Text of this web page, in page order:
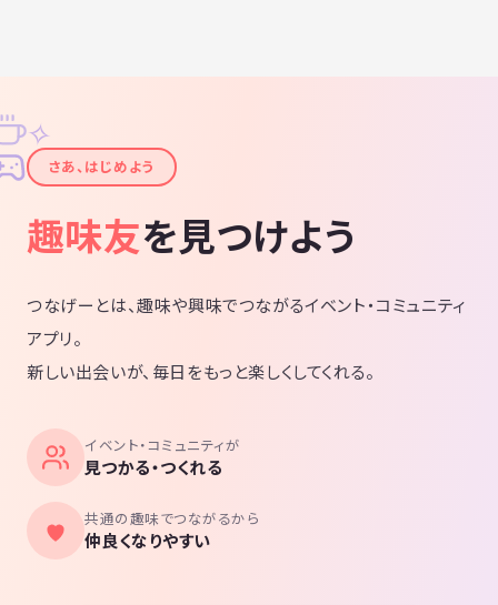
✦
✧
さあ、はじめよう
趣味友を見つけよう
つなげーとは、趣味や興味でつながるイベント・コミュニティ
アプリ。
新しい出会いが、毎日をもっと楽しくしてくれる。
イベント・コミュニティが
見つかる・つくれる
共通の趣味でつながるから
仲良くなりやすい